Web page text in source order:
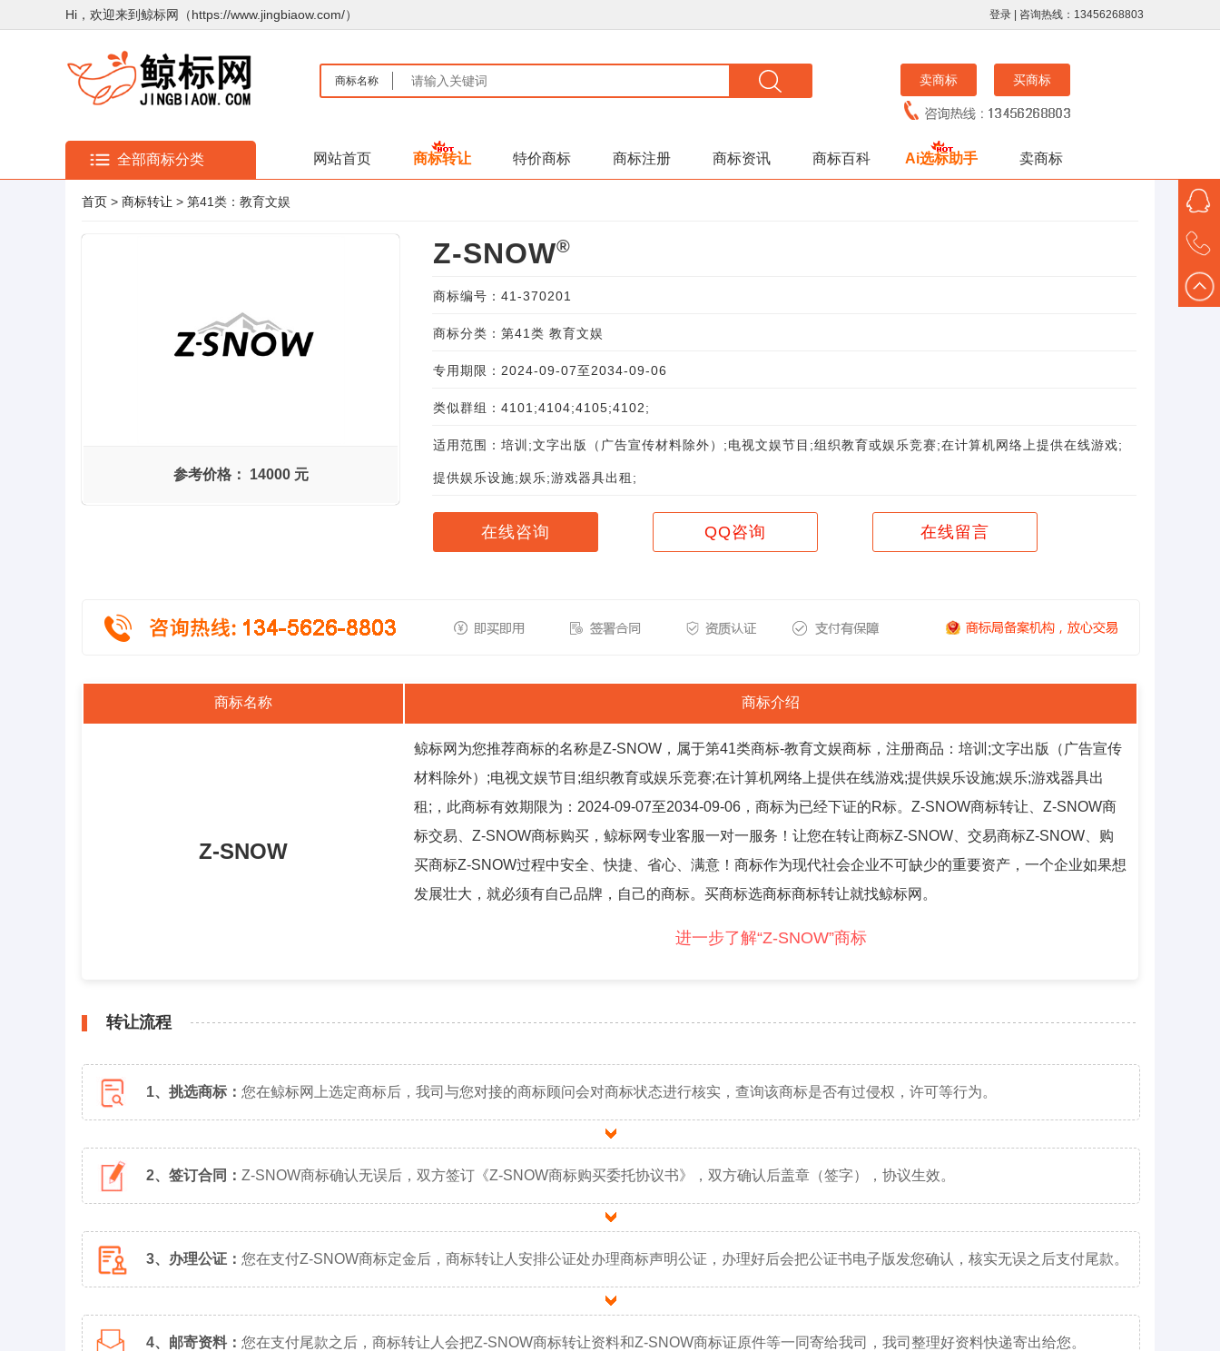
Hi，欢迎来到鲸标网（https://www.jingbiaow.com/） 登录 | 咨询热线：13456268803
商标名称 卖商标 买商标
全部商标分类 网站首页 商标转让 特价商标 商标注册 商标资讯 商标百科 Ai选标助手 卖商标
首页 > 商标转让 > 第41类：教育文娱
参考价格： 14000 元
Z-SNOW®
商标编号：41-370201
商标分类：第41类 教育文娱
专用期限：2024-09-07至2034-09-06
类似群组：4101;4104;4105;4102;
适用范围：培训;文字出版（广告宣传材料除外）;电视文娱节目;组织教育或娱乐竞赛;在计算机网络上提供在线游戏;
提供娱乐设施;娱乐;游戏器具出租;
在线咨询 QQ咨询 在线留言
商标名称 商标介绍
Z-SNOW
鲸标网为您推荐商标的名称是Z-SNOW，属于第41类商标-教育文娱商标，注册商品：培训;文字出版（广告宣传
材料除外）;电视文娱节目;组织教育或娱乐竞赛;在计算机网络上提供在线游戏;提供娱乐设施;娱乐;游戏器具出
租;，此商标有效期限为：2024-09-07至2034-09-06，商标为已经下证的R标。Z-SNOW商标转让、Z-SNOW商
标交易、Z-SNOW商标购买，鲸标网专业客服一对一服务！让您在转让商标Z-SNOW、交易商标Z-SNOW、购
买商标Z-SNOW过程中安全、快捷、省心、满意！商标作为现代社会企业不可缺少的重要资产，一个企业如果想
发展壮大，就必须有自己品牌，自己的商标。买商标选商标商标转让就找鲸标网。
进一步了解“Z-SNOW”商标
转让流程
1、挑选商标： 您在鲸标网上选定商标后，我司与您对接的商标顾问会对商标状态进行核实，查询该商标是否有过侵权，许可等行为。
2、签订合同： Z-SNOW商标确认无误后，双方签订《Z-SNOW商标购买委托协议书》，双方确认后盖章（签字），协议生效。
3、办理公证： 您在支付Z-SNOW商标定金后，商标转让人安排公证处办理商标声明公证，办理好后会把公证书电子版发您确认，核实无误之后支付尾款。
4、邮寄资料： 您在支付尾款之后，商标转让人会把Z-SNOW商标转让资料和Z-SNOW商标证原件等一同寄给我司，我司整理好资料快递寄出给您。